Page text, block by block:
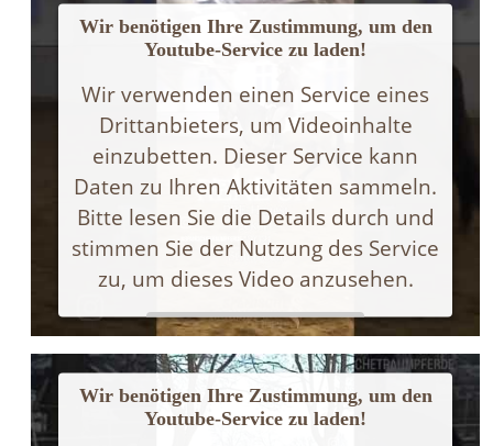
Akzeptieren
Platform
Wir benötigen Ihre Zustimmung, um den
Youtube-Service zu laden!
Wir verwenden einen Service eines
Drittanbieters, um Videoinhalte
einzubetten. Dieser Service kann
Daten zu Ihren Aktivitäten sammeln.
Bitte lesen Sie die Details durch und
stimmen Sie der Nutzung des Service
zu, um dieses Video anzusehen.
Mehr Informationen
Akzeptieren
Wir benötigen Ihre Zustimmung, um den
Youtube-Service zu laden!